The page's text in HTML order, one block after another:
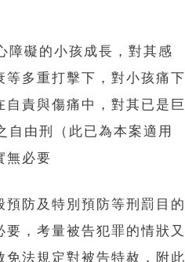
障礙的小孩成長，對其感
多重打擊下，對小孩痛下
責與傷痛中，對其已是巨
自由刑
（此已為本案適用
無必要
防及特別預防等刑罰目的
，考量被告犯罪的情狀又
法規定對被告特赦，附此